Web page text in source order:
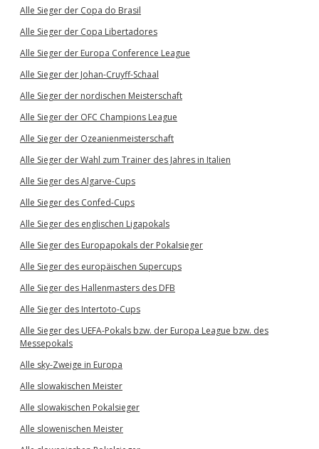
Alle Sieger der Copa do Brasil
Alle Sieger der Copa Libertadores
Alle Sieger der Europa Conference League
Alle Sieger der Johan-Cruyff-Schaal
Alle Sieger der nordischen Meisterschaft
Alle Sieger der OFC Champions League
Alle Sieger der Ozeanienmeisterschaft
Alle Sieger der Wahl zum Trainer des Jahres in Italien
Alle Sieger des Algarve-Cups
Alle Sieger des Confed-Cups
Alle Sieger des englischen Ligapokals
Alle Sieger des Europapokals der Pokalsieger
Alle Sieger des europäischen Supercups
Alle Sieger des Hallenmasters des DFB
Alle Sieger des Intertoto-Cups
Alle Sieger des UEFA-Pokals bzw. der Europa League bzw. des
Messepokals
Alle sky-Zweige in Europa
Alle slowakischen Meister
Alle slowakischen Pokalsieger
Alle slowenischen Meister